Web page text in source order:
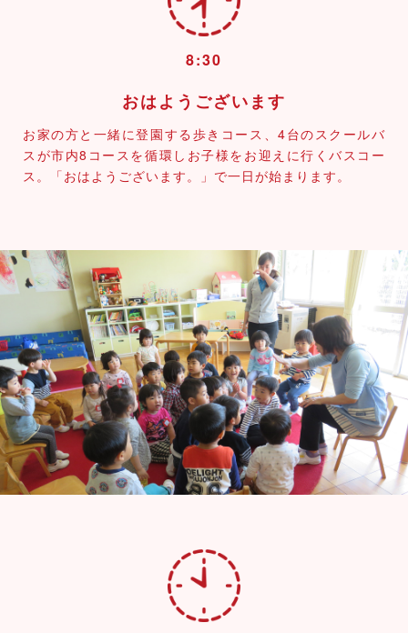
8:30
おはようございます
お家の方と一緒に登園する歩きコース、4台のスクールバ
スが市内8コースを循環しお子様をお迎えに行くバスコー
ス。「おはようございます。」で一日が始まります。